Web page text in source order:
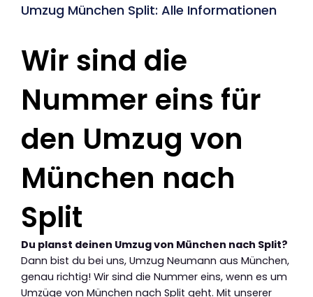
Umzug München Split: Alle Informationen
Wir sind die
Nummer eins für
den Umzug von
München nach
Split
Du planst deinen Umzug von München nach Split?
Dann bist du bei uns, Umzug Neumann aus München,
genau richtig! Wir sind die Nummer eins, wenn es um
Umzüge von München nach Split geht. Mit unserer